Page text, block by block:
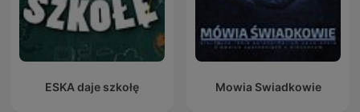
ESKA daje szkołę Mowia Swiadkowie